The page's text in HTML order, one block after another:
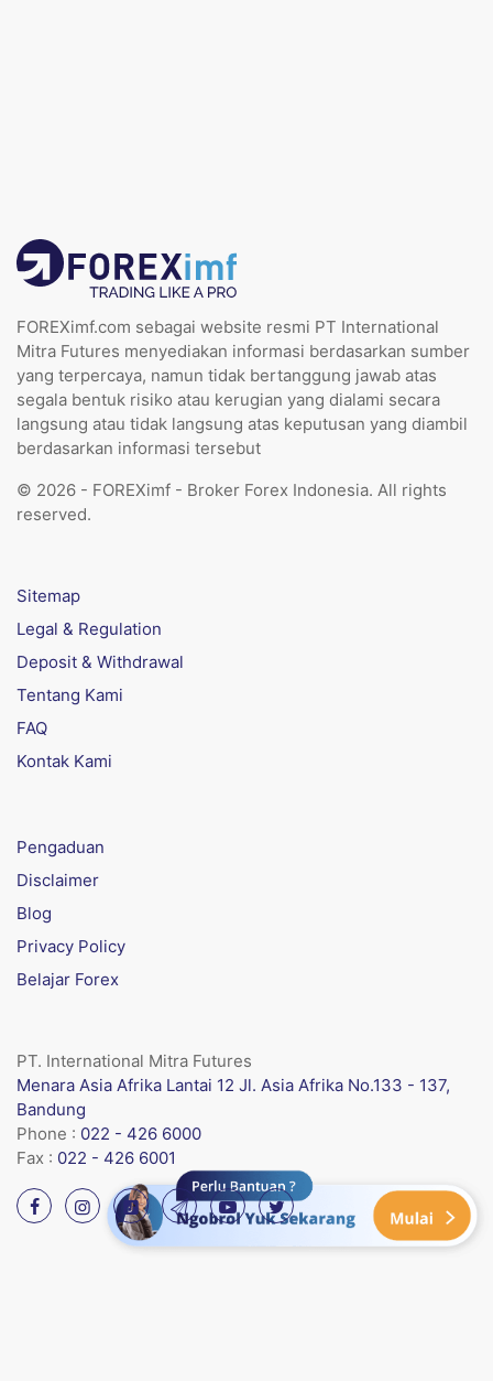
FOREXimf.com sebagai website resmi PT International
Mitra Futures menyediakan informasi berdasarkan sumber
yang terpercaya, namun tidak bertanggung jawab atas
segala bentuk risiko atau kerugian yang dialami secara
langsung atau tidak langsung atas keputusan yang diambil
berdasarkan informasi tersebut
© 2026 - FOREXimf - Broker Forex Indonesia. All rights
reserved.
Sitemap
Legal & Regulation
Deposit & Withdrawal
Tentang Kami
FAQ
Kontak Kami
Pengaduan
Disclaimer
Blog
Privacy Policy
Belajar Forex
PT. International Mitra Futures
Menara Asia Afrika Lantai 12 Jl. Asia Afrika No.133 - 137,
Bandung
Phone : 022 - 426 6000
Fax : 022 - 426 6001